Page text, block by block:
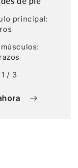
principal:
/ 3